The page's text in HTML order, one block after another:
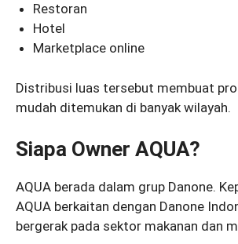
Restoran
Hotel
Marketplace online
Distribusi luas tersebut membuat
mudah ditemukan di banyak wilayah.
Siapa Owner AQUA?
AQUA berada dalam grup Danone.
AQUA berkaitan dengan Danone
bergerak pada sektor makanan dan